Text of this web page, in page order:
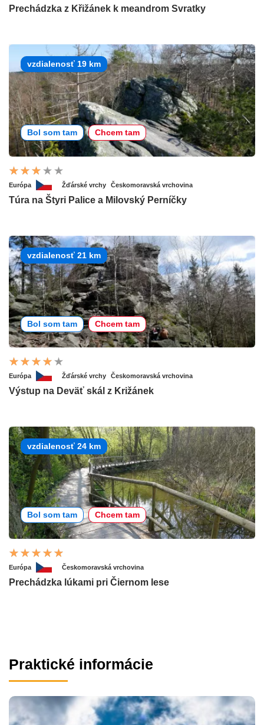
Prechádzka z Křižánek k meandrom Svratky
vzdialenosť 19 km
Bol som tam Chcem tam
Európa Žďárské vrchy Českomoravská vrchovina
Túra na Štyri Palice a Milovský Perníčky
vzdialenosť 21 km
Bol som tam Chcem tam
Európa Žďárské vrchy Českomoravská vrchovina
Výstup na Deväť skál z Križánek
vzdialenosť 24 km
Bol som tam Chcem tam
Európa Českomoravská vrchovina
Prechádzka lúkami pri Čiernom lese
Praktické informácie